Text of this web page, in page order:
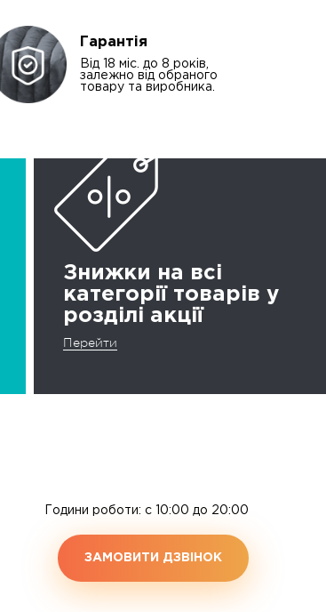
Гарантія
Від 18 міс. до 8 років,
залежно від обраного
товару та виробника.
Знижки на всі
категорії товарів у
розділі акції
Перейти
Години роботи: c 10:00 до 20:00
ЗАМОВИТИ ДЗВІНОК